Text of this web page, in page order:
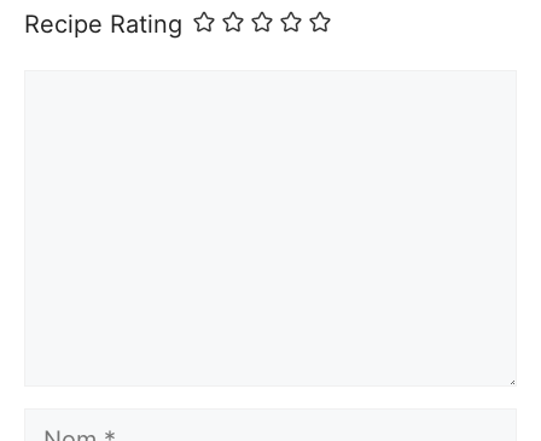
Recipe Rating
Nom